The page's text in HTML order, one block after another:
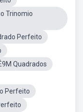
Trinomio
Perfeito
Quadrados
Perfeito